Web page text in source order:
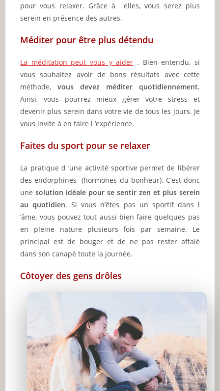
pour vous relaxer. Grâce à elles, vous serez plus
serein en présence des autres.
Méditer pour être plus détendu
La méditation peut vous y aider . Bien entendu, si
vous souhaitez avoir de bons résultats avec cette
méthode,vous devez méditer quotidiennement.
Ainsi, vous pourrez mieux gérer votre stress et
devenir plus serein dans votre vie de tous les jours. Je
vous invite à en faire l ’expérience.
Faites du sport pour se relaxer
La pratique d ’une activité sportive permet de libérer
des endorphines (hormones du bonheur). C’est donc
une solution idéale pour se sentir zen et plus serein
au quotidien. Si vous n’êtes pas un sportif dans l
’âme, vous pouvez tout aussi bien faire quelques pas
en pleine nature plusieurs fois par semaine. Le
principal est de bouger et de ne pas rester affalé
dans son canapé toute la journée.
Côtoyer des gens drôles